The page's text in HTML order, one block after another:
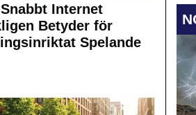
Internet
Betyder för
Spelande